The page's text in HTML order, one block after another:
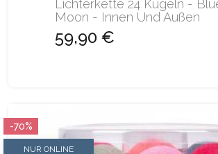
Lichterkette 24 Kugeln -
Moon - Innen Und Außen
59,90 €
NUR ONLINE
-70%